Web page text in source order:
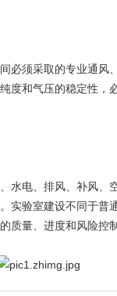
须采取的专业通风
度和气压的稳定性，
电、排风、补风、
实验室建设不同于普
质量、进度和风险控制